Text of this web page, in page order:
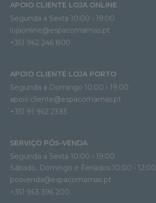
APOIO CLIENTE LOJA ONLINE
Segunda a Sexta 10:00 › 19:00
lojaonline@espacomamas.pt
+351 962 246 800
APOIO CLIENTE LOJA PORTO
Segunda a Domingo 10:00 › 19:00
apoio.cliente@espacomamas.pt
+351 91 962 2393
SERVIÇO PÓS-VENDA
Segunda a Sexta 10:00 › 19:00
Sábado, Domingo e Feriados 10:00 › 12:00
posvenda@espacomamas.pt
+351 963 396 200